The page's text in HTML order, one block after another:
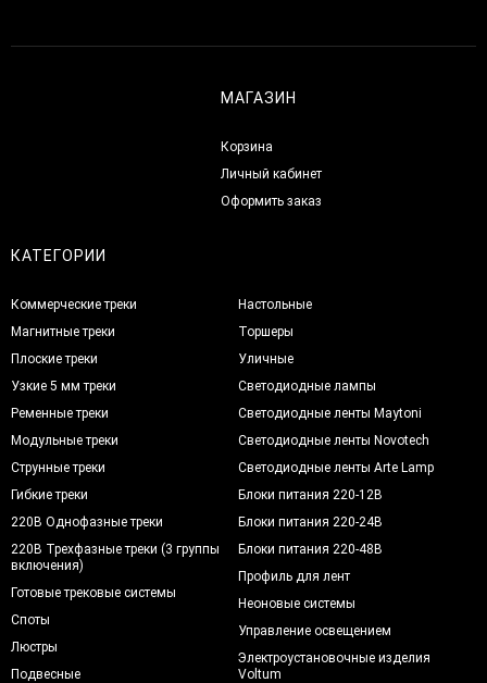
МАГАЗИН
Корзина
Личный кабинет
Оформить заказ
КАТЕГОРИИ
Коммерческие треки
Магнитные треки
Плоские треки
Узкие 5 мм треки
Ременные треки
Модульные треки
Струнные треки
Гибкие треки
220В Однофазные треки
220В Трехфазные треки (3 группы
включения)
Готовые трековые системы
Споты
Люстры
Подвесные
Настольные
Торшеры
Уличные
Светодиодные лампы
Светодиодные ленты Maytoni
Светодиодные ленты Novotech
Светодиодные ленты Arte Lamp
Блоки питания 220-12В
Блоки питания 220-24В
Блоки питания 220-48В
Профиль для лент
Неоновые системы
Управление освещением
Электроустановочные изделия
Voltum